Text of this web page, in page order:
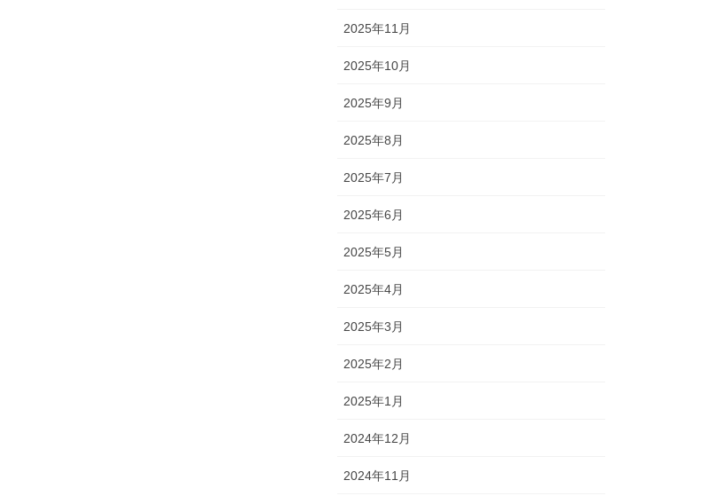
2025年11月
2025年10月
2025年9月
2025年8月
2025年7月
2025年6月
2025年5月
2025年4月
2025年3月
2025年2月
2025年1月
2024年12月
2024年11月